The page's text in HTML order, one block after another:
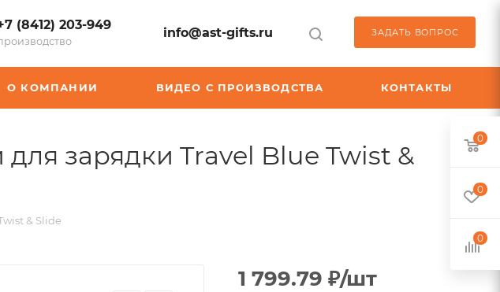
(8412) 203-949
info@ast-gifts.ru ЗАДАТЬ ВОПРОС
О КОМПАНИИ ВИДЕО С ПРОИЗВОДСТВА КОНТАКТЫ
зарядки Travel Blue Twist &
& Slide
1 799.79 ₽/шт
0
0
0